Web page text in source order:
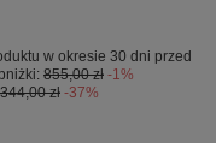
w okresie 30 dni przed
855,00 zł -1%
zł -37%